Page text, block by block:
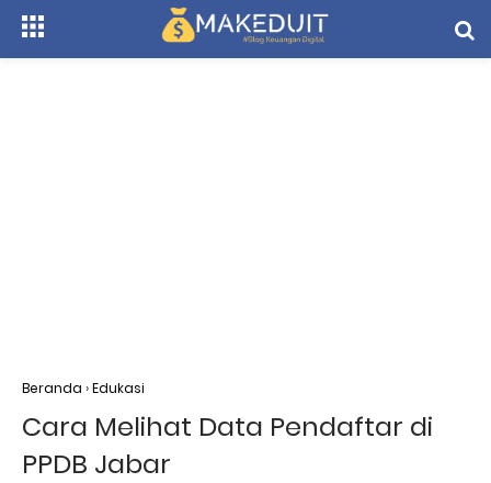
Beranda ›Edukasi
Cara Melihat Data Pendaftar di
PPDB Jabar